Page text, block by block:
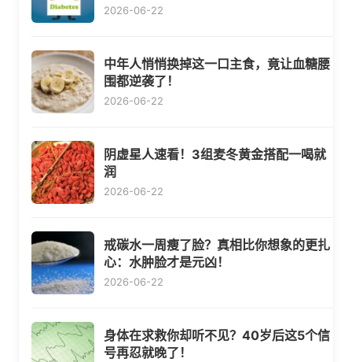
2026-06-22
中年人悄悄换掉这一口主食，竟让血糖腰
围都逆袭了！
2026-06-22
阴虚星人速看！3组麦冬黄金搭配一喝就
润
2026-06-22
戒碳水一周瘦了脸？真相比你想象的更扎
心：水肿脸才是元凶！
2026-06-22
身体在求救你却听不见？40岁后这5个信
号再忍就晚了！